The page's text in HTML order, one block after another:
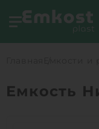
Емкость